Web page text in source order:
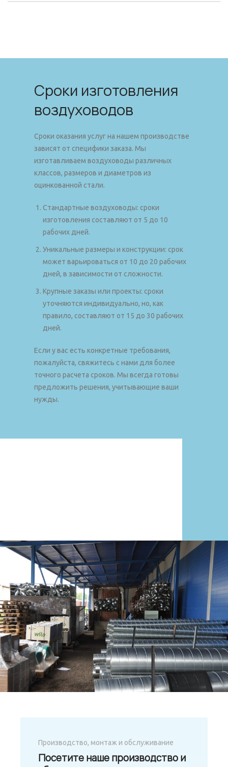
Сроки изготовления
воздуховодов
Сроки оказания услуг на нашем производстве
зависят от специфики заказа. Мы
изготавливаем воздуховоды различных
классов, размеров и диаметров из
оцинкованной стали.
Стандартные воздуховоды: сроки
изготовления составляют от 5 до 10
рабочих дней.
Уникальные размеры и конструкции: срок
может варьироваться от 10 до 20 рабочих
дней, в зависимости от сложности.
Крупные заказы или проекты: сроки
уточняются индивидуально, но, как
правило, составляют от 15 до 30 рабочих
дней.
Если у вас есть конкретные требования,
пожалуйста, свяжитесь с нами для более
точного расчета сроков. Мы всегда готовы
предложить решения, учитывающие ваши
нужды.
Производство, монтаж и обслуживание
Посетите наше производство и